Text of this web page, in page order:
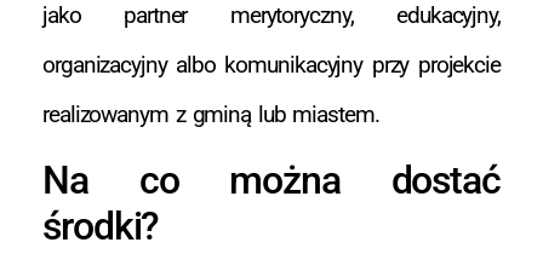
jako partner merytoryczny, edukacyjny,
organizacyjny albo komunikacyjny przy projekcie
realizowanym z gminą lub miastem.
Na co można dostać
środki?